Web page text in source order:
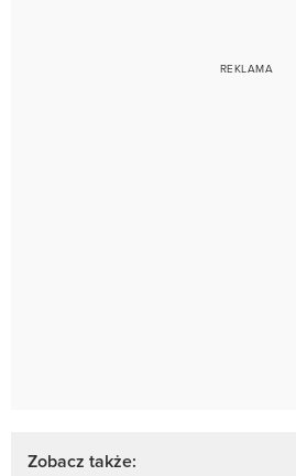
Zobacz także: